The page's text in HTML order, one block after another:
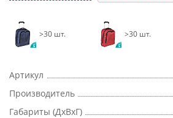
>30 шт. >30 шт.
Артикул
Производитель
Габариты (ДхВхГ)